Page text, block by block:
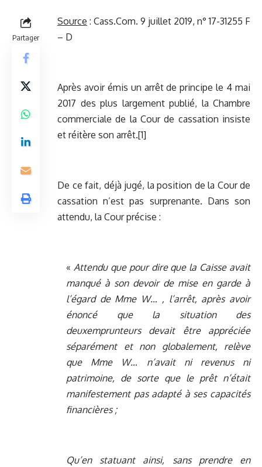
Partager
Source : Cass.Com. 9 juillet 2019, n° 17-31255 F
– D
Après avoir émis un arrêt de principe le 4 mai
2017 des plus largement publié, la Chambre
commerciale de la Cour de cassation insiste
et réitère son arrêt.[1]
De ce fait, déjà jugé, la position de la Cour de
cassation n’est pas surprenante. Dans son
attendu, la Cour précise :
« Attendu que pour dire que la Caisse avait
manqué à son devoir de mise en garde à
l’égard de Mme W… , l’arrêt, après avoir
énoncé que la situation des
deuxemprunteurs devait être appréciée
séparément et non globalement, relève
que Mme W… n’avait ni revenus ni
patrimoine, de sorte que le prêt n’était
manifestement pas adapté à ses capacités
financières ;
Qu’en statuant ainsi, sans prendre en